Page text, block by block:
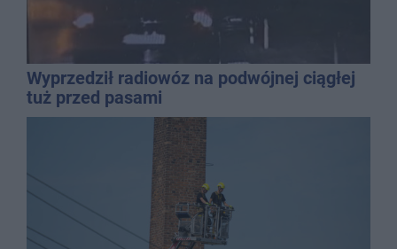
Wyprzedził radiowóz na podwójnej ciągłej
tuż przed pasami